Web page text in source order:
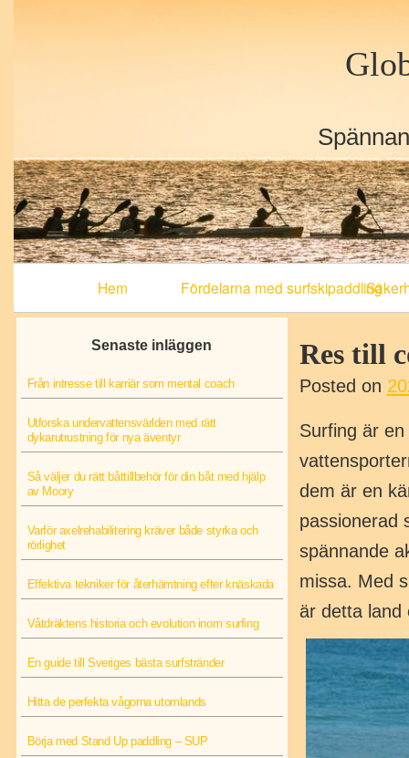
Navigation
Hem Fördelarna med surfskipaddling
Res till
Posted on
Surfing är
dem är en
passionerad
spännande
missa. Med
är detta land
Senaste inläggen
Från intresse till karriär som mental coach
Utforska undervattensvärlden med rätt
dykarutrustning för nya äventyr
Så väljer du rätt båttillbehör för din båt med hjälp
av Moory
Varför axelrehabilitering kräver både styrka och
rörlighet
Effektiva tekniker för återhämtning efter knäskada
Våtdräktens historia och evolution inom surfing
En guide till Sveriges bästa surfstränder
Hitta de perfekta vågorna utomlands
Börja med Stand Up paddling – SUP